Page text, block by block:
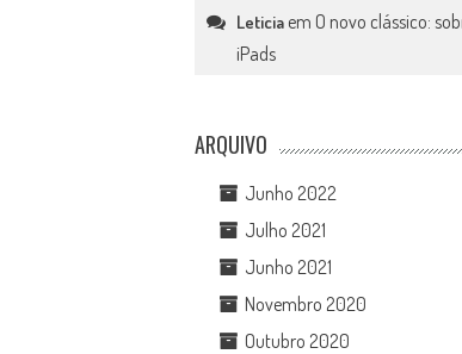
Leticia em O novo clássico:
iPads
ARQUIVO
Junho 2022
Julho 2021
Junho 2021
Novembro 2020
Outubro 2020